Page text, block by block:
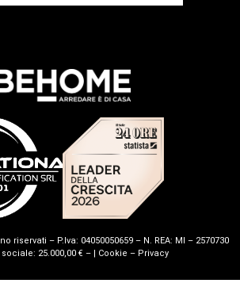
riservati – P.Iva: 04050050659 – N. REA: MI – 2570730
25.000,00 € – |
Cookie – Privacy